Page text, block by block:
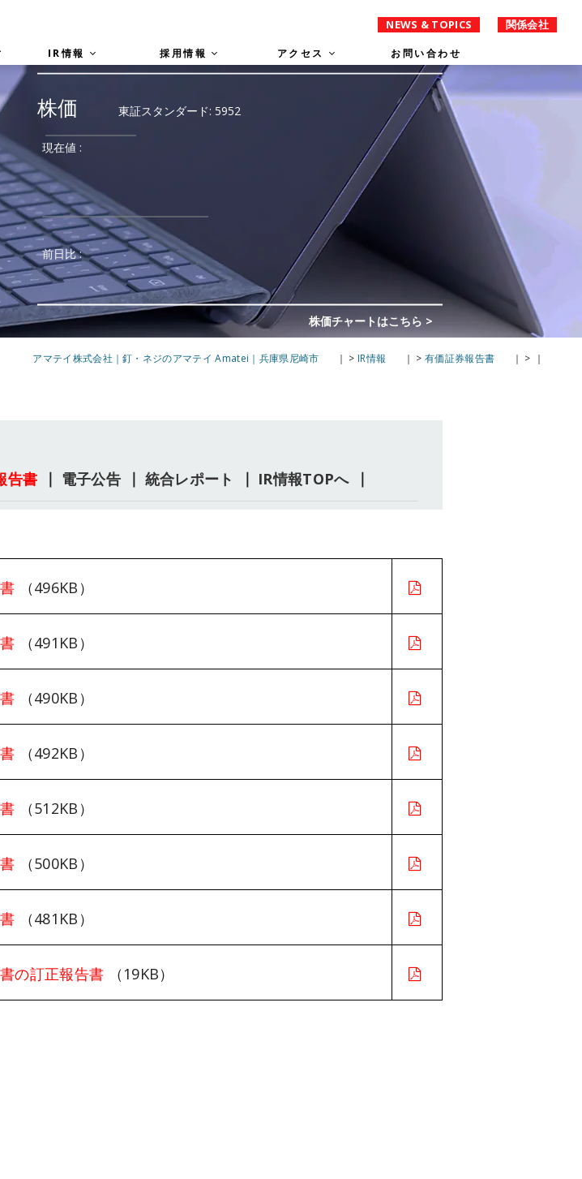
NEWS & TOPICS 関係会社
IR情報 採用情報 アクセス お問い合わせ
アマテイ株式会社｜釘・ネジのアマテイ Amatei｜兵庫県尼崎市 > IR情報 > 有価証券報告書 >
告書 電子公告 統合レポート IR情報TOPへ
（496KB）
（491KB）
（490KB）
（492KB）
（512KB）
（500KB）
（481KB）
の訂正報告書 （19KB）